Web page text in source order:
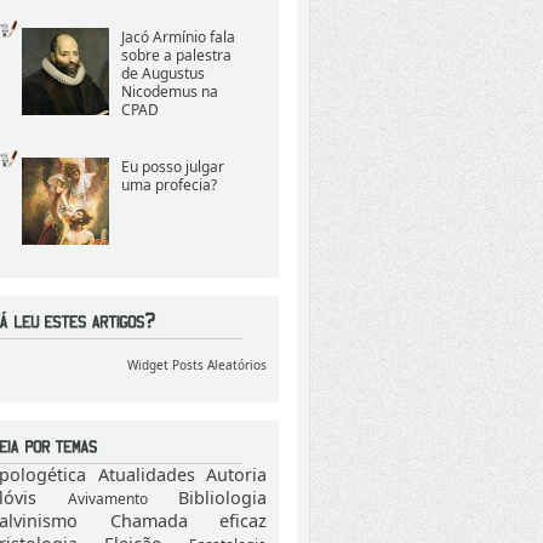
Jacó Armínio fala
sobre a palestra
de Augustus
Nicodemus na
CPAD
Eu posso julgar
uma profecia?
Widget Posts Aleatórios
Atualidades Autoria
Avivamento
Bibliologia
Chamada eficaz